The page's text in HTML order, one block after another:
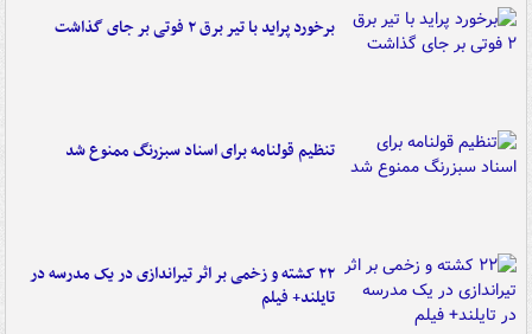
برخورد پراید با تیر برق ۲ فوتی بر جای گذاشت
تنظیم قولنامه برای اسناد سبزرنگ ممنوع شد
۲۲ کشته و زخمی بر اثر تیراندازی در یک مدرسه در
تایلند+ فیلم